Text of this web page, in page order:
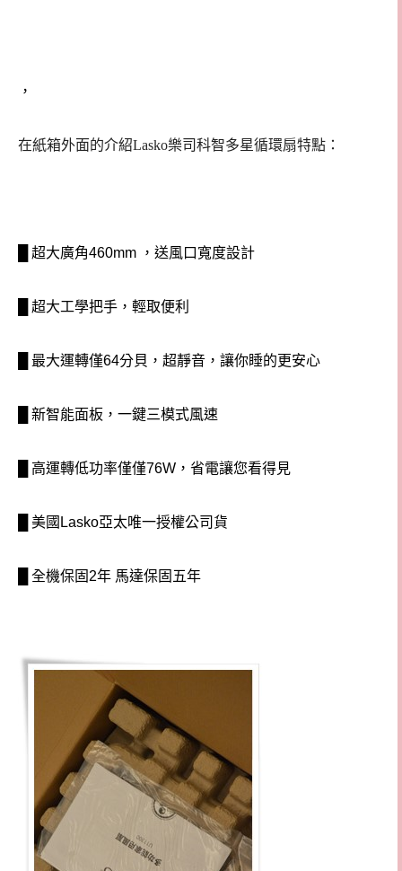
，
在紙箱外面的介紹Lasko樂司科智多星循環扇特點：
█ 超大廣角460mm ，送風口寬度設計
█ 超大工學把手，輕取便利
█ 最大運轉僅64分貝，超靜音，讓你睡的更安心
█ 新智能面板，一鍵三模式風速
█ 高運轉低功率僅僅76W，省電讓您看得見
█ 美國Lasko亞太唯一授權公司貨
█ 全機保固2年 馬達保固五年